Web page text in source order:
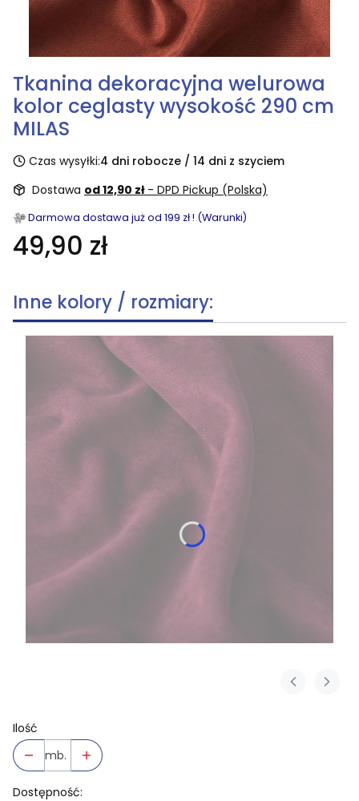
Tkanina dekoracyjna welurowa
kolor ceglasty wysokość 290 cm
MILAS
Czas wysyłki:4 dni robocze / 14 dni z szyciem
Dostawa od 12,90 zł - DPD Pickup (Polska)
Darmowa dostawa już od 199 zł ! (Warunki)
49,90 zł
Inne kolory / rozmiary:
Ilość
mb.
Dostępność: